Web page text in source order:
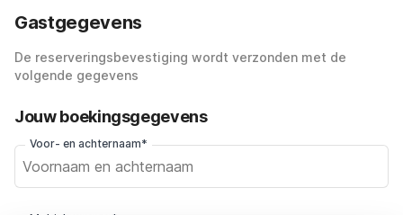
Gastgegevens
De reserveringsbevestiging wordt verzonden met de
volgende gegevens
Jouw boekingsgegevens
Voor- en achternaam*